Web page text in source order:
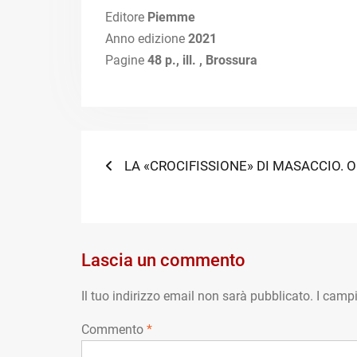
Editore Piemme
Anno edizione 2021
Pagine 48 p., ill. , Brossura
Navigazione
Previous
LA «CROCIFISSIONE» DI
Lascia un commento
Il tuo indirizzo email non sarà pubblicato. I
Commento *